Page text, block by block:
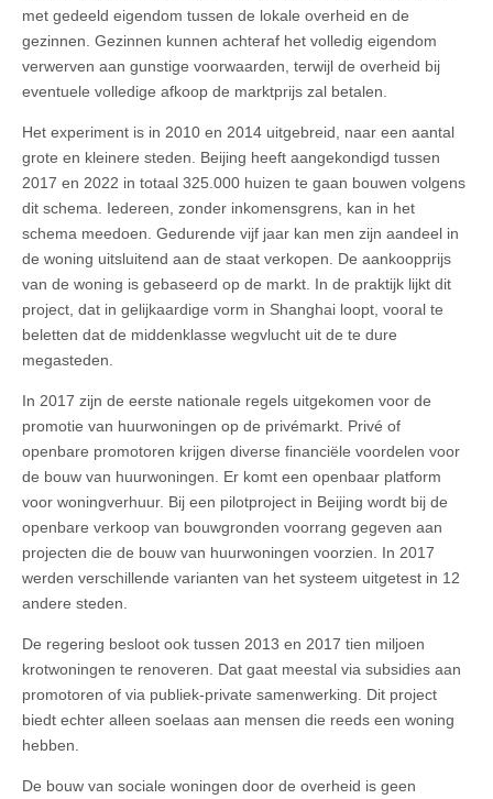
met gedeeld eigendom tussen de lokale overheid en de
gezinnen. Gezinnen kunnen achteraf het volledig eigendom
verwerven aan gunstige voorwaarden, terwijl de overheid bij
eventuele volledige afkoop de marktprijs zal betalen.
Het experiment is in 2010 en 2014 uitgebreid, naar een aantal
grote en kleinere steden. Beijing heeft aangekondigd tussen
2017 en 2022 in totaal 325.000 huizen te gaan bouwen volgens
dit schema. Iedereen, zonder inkomensgrens, kan in het
schema meedoen. Gedurende vijf jaar kan men zijn aandeel in
de woning uitsluitend aan de staat verkopen. De aankoopprijs
van de woning is gebaseerd op de markt. In de praktijk lijkt dit
project, dat in gelijkaardige vorm in Shanghai loopt, vooral te
beletten dat de middenklasse wegvlucht uit de te dure
megasteden.
In 2017 zijn de eerste nationale regels uitgekomen voor de
promotie van huurwoningen op de privémarkt. Privé of
openbare promotoren krijgen diverse financiële voordelen voor
de bouw van huurwoningen. Er komt een openbaar platform
voor woningverhuur. Bij een pilotproject in Beijing wordt bij de
openbare verkoop van bouwgronden voorrang gegeven aan
projecten die de bouw van huurwoningen voorzien. In 2017
werden verschillende varianten van het systeem uitgetest in 12
andere steden.
De regering besloot ook tussen 2013 en 2017 tien miljoen
krotwoningen te renoveren. Dat gaat meestal via subsidies aan
promotoren of via publiek-private samenwerking. Dit project
biedt echter alleen soelaas aan mensen die reeds een woning
hebben.
De bouw van sociale woningen door de overheid is geen